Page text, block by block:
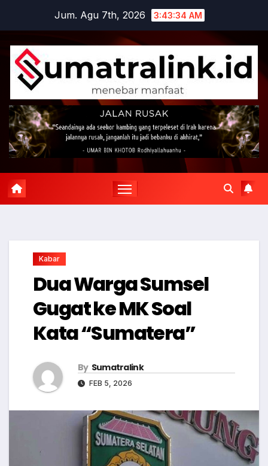
content
Jum. Agu 7th, 2026 3:43:34 AM
Kabar
Dua Warga Sumsel
Gugat ke MK Soal
Kata “Sumatera”
By Sumatralink
FEB 5, 2026